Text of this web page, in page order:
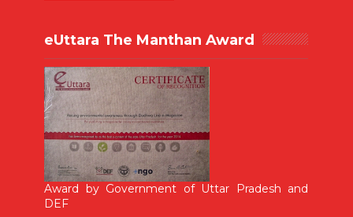
eUttara The Manthan Award
Award by Government of Uttar Pradesh and
DEF